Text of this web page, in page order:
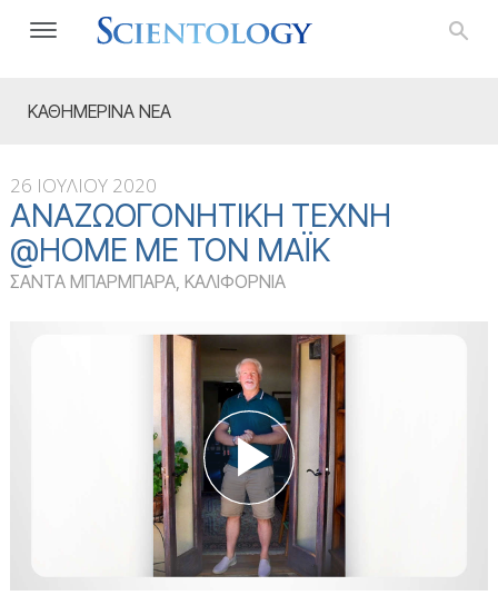
ΚΑΘΗΜΕΡΙΝΑ ΝΕΑ
26 ΙΟΥΛΙΟΥ 2020
ΑΝΑΖΩΟΓΟΝΗΤΙΚΉ ΤΈΧΝΗ
@HOME ΜΕ ΤΟΝ ΜΆΙΚ
ΣΑΝΤΑ ΜΠΑΡΜΠΑΡΑ, ΚΑΛΙΦΟΡΝΙΑ